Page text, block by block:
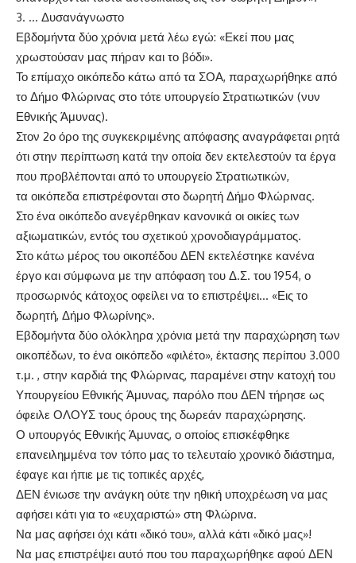
3. … Δυσανάγνωστο
Εβδομήντα δύο χρόνια μετά λέω εγώ: «Εκεί που μας
χρωστούσαν μας πήραν και το βόδι».
Το επίμαχο οικόπεδο κάτω από τα ΣΟΑ, παραχωρήθηκε από
το Δήμο Φλώρινας στο τότε υπουργείο Στρατιωτικών (νυν
Εθνικής Άμυνας).
Στον 2ο όρο της συγκεκριμένης απόφασης αναγράφεται ρητά
ότι στην περίπτωση κατά την οποία δεν εκτελεστούν τα έργα
που προβλέπονται από το υπουργείο Στρατιωτικών,
τα οικόπεδα επιστρέφονται στο δωρητή Δήμο Φλώρινας.
Στο ένα οικόπεδο ανεγέρθηκαν κανονικά οι οικίες των
αξιωματικών, εντός του σχετικού χρονοδιαγράμματος.
Στο κάτω μέρος του οικοπέδου ΔΕΝ εκτελέστηκε κανένα
έργο και σύμφωνα με την απόφαση του Δ.Σ. του 1954, ο
προσωρινός κάτοχος οφείλει να το επιστρέψει… «Εις το
δωρητή, Δήμο Φλωρίνης».
Εβδομήντα δύο ολόκληρα χρόνια μετά την παραχώρηση των
οικοπέδων, το ένα οικόπεδο «φιλέτο», έκτασης περίπου 3.000
τ.μ. , στην καρδιά της Φλώρινας, παραμένει στην κατοχή του
Υπουργείου Εθνικής Άμυνας, παρόλο που ΔΕΝ τήρησε ως
όφειλε ΟΛΟΥΣ τους όρους της δωρεάν παραχώρησης.
Ο υπουργός Εθνικής Άμυνας, ο οποίος επισκέφθηκε
επανειλημμένα τον τόπο μας το τελευταίο χρονικό διάστημα,
έφαγε και ήπιε με τις τοπικές αρχές,
ΔΕΝ ένιωσε την ανάγκη ούτε την ηθική υποχρέωση να μας
αφήσει κάτι για το «ευχαριστώ» στη Φλώρινα.
Να μας αφήσει όχι κάτι «δικό του», αλλά κάτι «δικό μας»!
Να μας επιστρέψει αυτό που του παραχωρήθηκε αφού ΔΕΝ